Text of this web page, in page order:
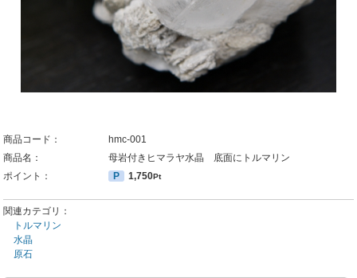
商品コード：
hmc-001
商品名：
母岩付きヒマラヤ水晶 底面にトルマリン
ポイント：
P 1,750Pt
関連カテゴリ：
トルマリン
水晶
原石